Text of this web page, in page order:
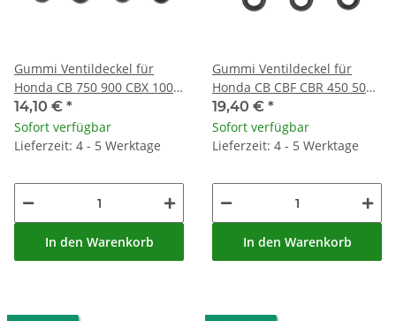
Gummi Ventildeckel für
Honda CB 750 900 CBX 1000
# 90541-422-000
14,10 € *
Sofort verfügbar
Lieferzeit: 4 - 5 Werktage
In den Warenkorb
Gummi Ventildeckel für
Honda CB CBF CBR 450 500
750 1000 GL 1800 # 90543-
MV9-670
19,40 € *
Sofort verfügbar
Lieferzeit: 4 - 5 Werktage
In den Warenkorb